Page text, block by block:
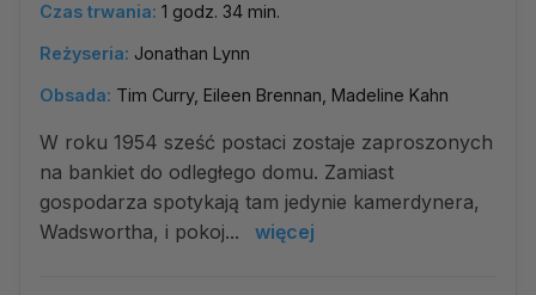
Czas trwania: 1 godz. 34 min.
Reżyseria: Jonathan Lynn
Obsada: Tim Curry, Eileen Brennan, Madeline Kahn
W roku 1954 sześć postaci zostaje zaproszonych
na bankiet do odległego domu. Zamiast
gospodarza spotykają tam jedynie kamerdynera,
Wadswortha, i pokoj...
więcej